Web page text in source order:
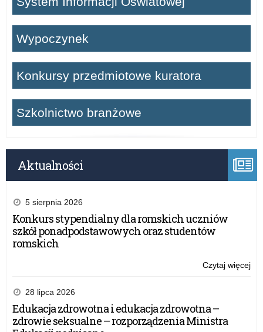
Wypoczynek
Konkursy przedmiotowe kuratora
Szkolnictwo branżowe
Aktualności
5 sierpnia 2026
Konkurs stypendialny dla romskich uczniów
szkół ponadpodstawowych oraz studentów
romskich
Czytaj więcej
28 lipca 2026
Edukacja zdrowotna i edukacja zdrowotna –
zdrowie seksualne – rozporządzenia Ministra